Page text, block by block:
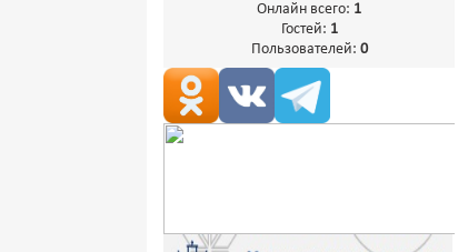
Онлайн всего: 1
Гостей: 1
Пользователей: 0